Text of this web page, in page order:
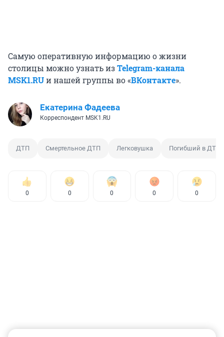
Самую оперативную информацию о жизни
столицы можно узнать изTelegram-канала
MSK1.RUи нашей группы во «ВКонтакте».
Екатерина Фадеева
Корреспондент MSK1.RU
ДТП Смертельное ДТП Легковушка Погибший в ДТП
0 0 0 0 0